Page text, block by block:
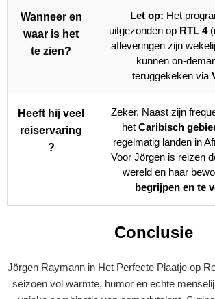
Wanneer en
waar is het
te zien?
Let op: Het
uitgezonden op RTL 4
afleveringen zijn
kunnen on-
teruggekeken via
Heeft hij veel
reiservaring
?
Zeker. Naast zijn
het Caribisch
regelmatig landen in
Voor Jörgen is reizen
wereld en haar
begrijpen en te
Conclusie
Jörgen Raymann in Het Perfecte Plaatje op
seizoen vol warmte, humor en echte